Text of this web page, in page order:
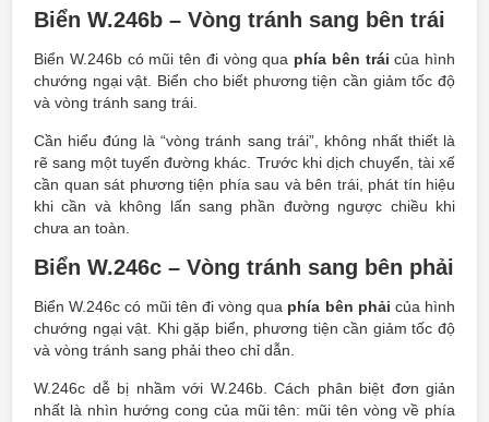
Biển W.246b – Vòng tránh sang bên trái
Biển W.246b có mũi tên đi vòng qua phía bên trái của hình
chướng ngại vật. Biển cho biết phương tiện cần giảm tốc độ
và vòng tránh sang trái.
Cần hiểu đúng là “vòng tránh sang trái”, không nhất thiết là
rẽ sang một tuyến đường khác. Trước khi dịch chuyển, tài xế
cần quan sát phương tiện phía sau và bên trái, phát tín hiệu
khi cần và không lấn sang phần đường ngược chiều khi
chưa an toàn.
Biển W.246c – Vòng tránh sang bên phải
Biển W.246c có mũi tên đi vòng qua phía bên phải của hình
chướng ngại vật. Khi gặp biển, phương tiện cần giảm tốc độ
và vòng tránh sang phải theo chỉ dẫn.
W.246c dễ bị nhầm với W.246b. Cách phân biệt đơn giản
nhất là nhìn hướng cong của mũi tên: mũi tên vòng về phía